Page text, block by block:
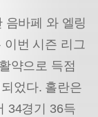
음바페 와 엘링
이번 시즌 리그
약으로 득점
었다. 홀란은
34경기 36득